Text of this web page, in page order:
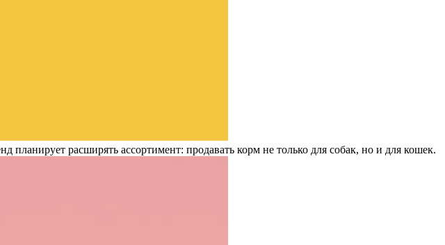
расширять ассортимент: продавать корм не только для собак, но и для кошек.